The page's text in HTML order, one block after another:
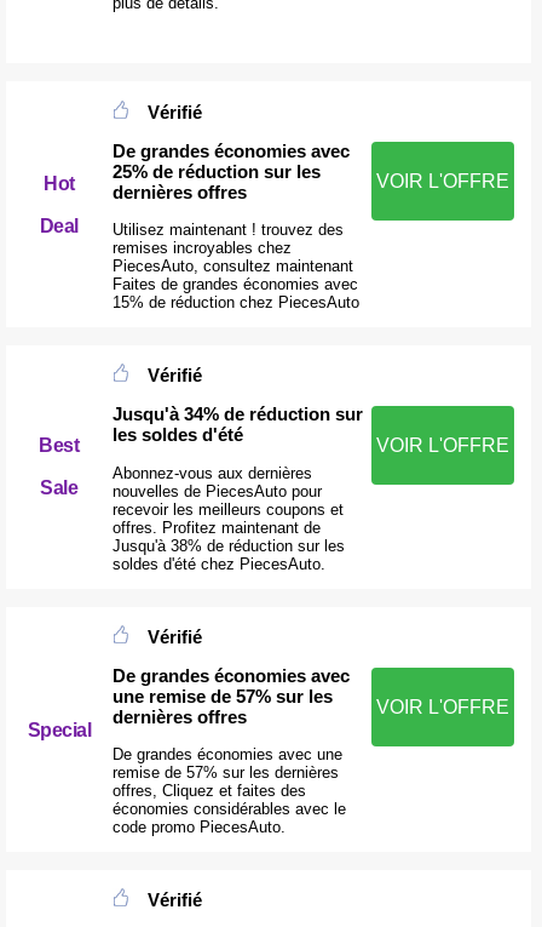
Hot
Deal
Vérifié
De grandes économies avec
25% de réduction sur les
dernières offres
Utilisez maintenant ! trouvez des
remises incroyables chez
PiecesAuto, consultez maintenant
Faites de grandes économies avec
15% de réduction chez PiecesAuto
VOIR L'OFFRE
Best
Sale
Vérifié
Jusqu'à 34% de réduction sur
les soldes d'été
Abonnez-vous aux dernières
nouvelles de PiecesAuto pour
recevoir les meilleurs coupons et
offres. Profitez maintenant de
Jusqu'à 38% de réduction sur les
soldes d'été chez PiecesAuto.
VOIR L'OFFRE
Special
Vérifié
De grandes économies avec
une remise de 57% sur les
dernières offres
De grandes économies avec une
remise de 57% sur les dernières
offres, Cliquez et faites des
économies considérables avec le
code promo PiecesAuto.
VOIR L'OFFRE
Vérifié